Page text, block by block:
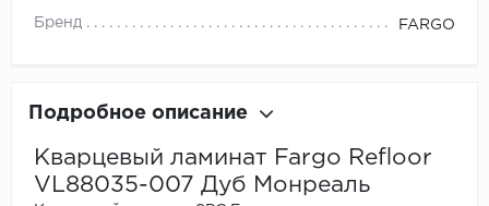
Бренд FARGO
Подробное описание
Кварцевый ламинат Fargo Refloor
VL88035-007 Дуб Монреаль